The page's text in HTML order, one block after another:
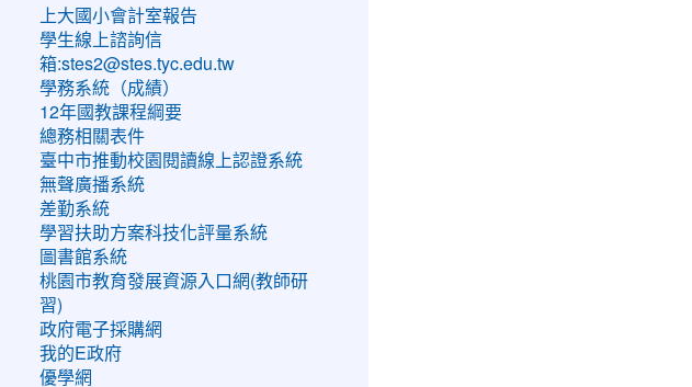
上大國小會計室報告
學生線上諮詢信
箱:stes2@stes.tyc.edu.tw
學務系統（成績）
12年國教課程綱要
總務相關表件
臺中市推動校園閱讀線上認證系統
無聲廣播系統
差勤系統
學習扶助方案科技化評量系統
圖書館系統
桃園市教育發展資源入口網(教師研
習)
政府電子採購網
我的E政府
優學網